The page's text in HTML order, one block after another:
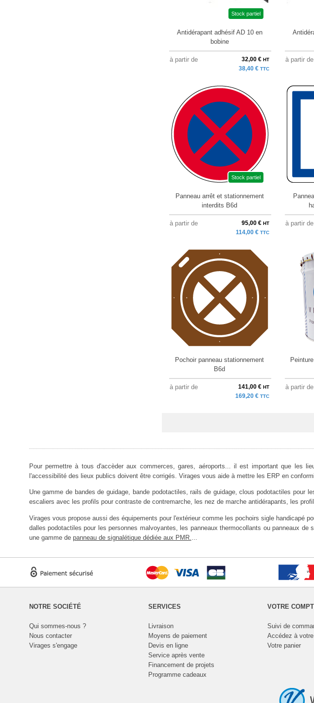
Stock partiel
Antidérapant adhésif AD 10 en
bobine
à partir de 32,00 € HT
38,40 € TTC
à partir de
Stock partiel
Panneau arrêt et stationnement
interdits B6d
à partir de 95,00 € HT
114,00 € TTC
à partir de
Pochoir panneau stationnement
B6d
à partir de 141,00 € HT
169,20 € TTC
à partir de
Pour permettre à tous d'accèder aux commerces, gares, aéroports... il est important que les
l'accessibilité des lieux publics doivent être corrigés. Virages vous aide à mettre les ERP en
Une gamme de bandes de guidage, bande podotactiles, rails de guidage, clous podotactiles
escaliers avec les profils pour contraste de contremarche, les nez de marche antidérapants, les
Virages vous propose aussi des équipements pour l'extérieur comme les pochoirs sigle handicapé
dalles podotactiles pour les personnes malvoyantes, les panneaux thermocollants ou panneaux
une gamme de panneau de signalétique dédiée aux PMR.
NOTRE SOCIÉTÉ
Qui sommes-nous ?
Nous contacter
Virages s'engage
SERVICES
Livraison
Moyens de paiement
Devis en ligne
Service après vente
Financement de projets
Programme cadeaux
VOTRE
Suivi de
Accédez à
Votre panier